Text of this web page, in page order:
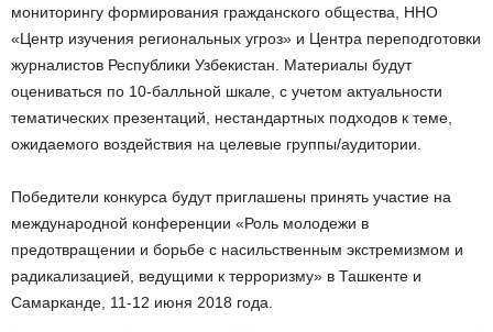
мониторингу формирования гражданского общества, ННО
«Центр изучения региональных угроз» и Центра переподготовки
журналистов Республики Узбекистан. Материалы будут
оцениваться по 10-балльной шкале, с учетом актуальности
тематических презентаций, нестандартных подходов к теме,
ожидаемого воздействия на целевые группы/аудитории.
Победители конкурса будут приглашены принять участие на
международной конференции «Роль молодежи в
предотвращении и борьбе с насильственным экстремизмом и
радикализацией, ведущими к терроризму» в Ташкенте и
Самарканде, 11-12 июня 2018 года.